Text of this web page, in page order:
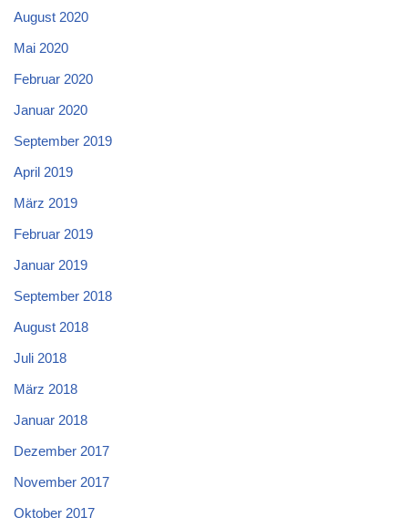
August 2020
Mai 2020
Februar 2020
Januar 2020
September 2019
April 2019
März 2019
Februar 2019
Januar 2019
September 2018
August 2018
Juli 2018
März 2018
Januar 2018
Dezember 2017
November 2017
Oktober 2017